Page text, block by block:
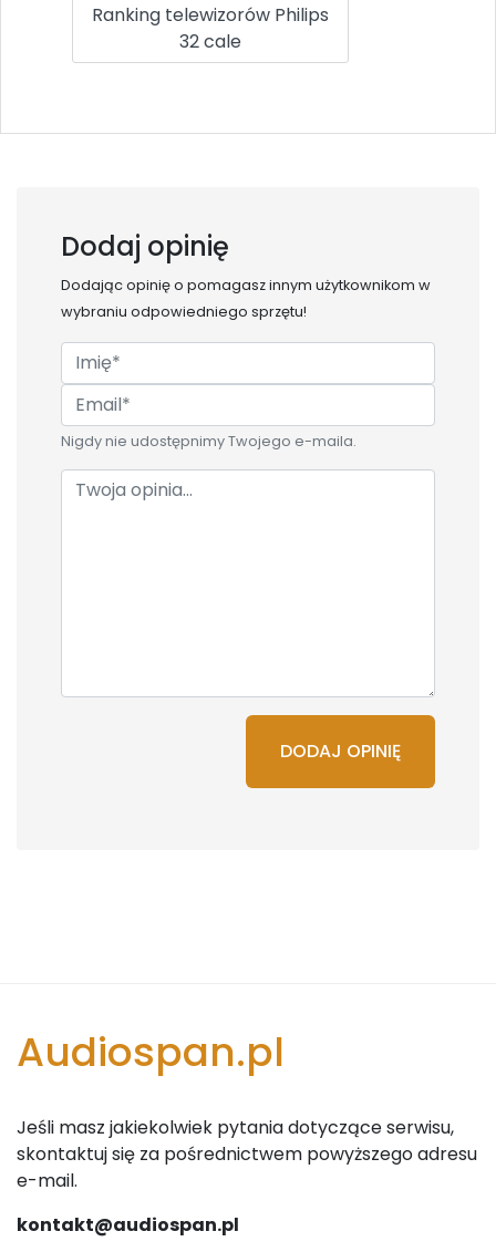
Ranking telewizorów Philips
32 cale
Dodaj opinię
Dodając opinię o pomagasz innym użytkownikom w
wybraniu odpowiedniego sprzętu!
Nigdy nie udostępnimy Twojego e-maila.
DODAJ OPINIĘ
Audiospan.pl
Jeśli masz jakiekolwiek pytania dotyczące serwisu,
skontaktuj się za pośrednictwem powyższego adresu
e-mail.
kontakt@audiospan.pl